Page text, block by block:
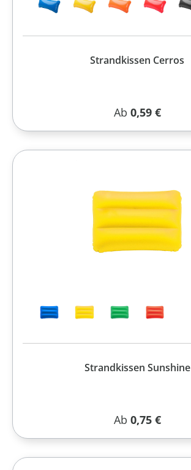
Strandkissen Cerros
Regulärer Preis:
Ab 0,59 €
Strandkissen Sunshine
Regulärer Preis:
Ab 0,75 €